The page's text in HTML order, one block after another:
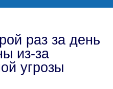
раз за день
из-за
угрозы